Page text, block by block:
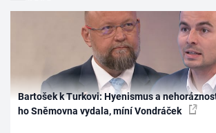
Bartošek k Turkovi: Hyenismus a
ho Sněmovna vydala, míní Vondráček